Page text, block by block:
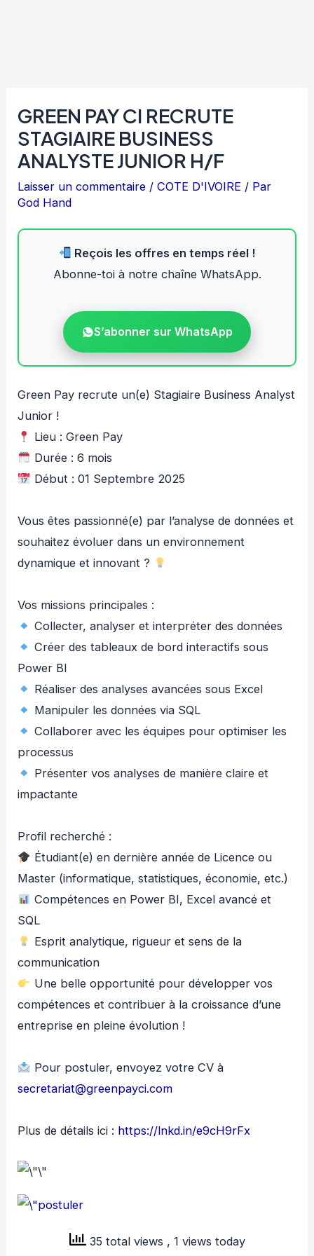
GREEN PAY CI RECRUTE
STAGIAIRE BUSINESS
ANALYSTE JUNIOR H/F
Laisser un commentaire /COTE D'IVOIRE / Par
God Hand
Reçois les offres en temps réel !
Abonne-toi à notre chaîne WhatsApp.
S’abonner sur WhatsApp
Green Pay recrute un(e) Stagiaire Business Analyst
Junior !
Lieu : Green Pay
Durée : 6 mois
Début : 01 Septembre 2025
Vous êtes passionné(e) par l’analyse de données et
souhaitez évoluer dans un environnement
dynamique et innovant ?
Vos missions principales :
Collecter, analyser et interpréter des données
Créer des tableaux de bord interactifs sous
Power BI
Réaliser des analyses avancées sous Excel
Manipuler les données via SQL
Collaborer avec les équipes pour optimiser les
processus
Présenter vos analyses de manière claire et
impactante
Profil recherché :
Étudiant(e) en dernière année de Licence ou
Master (informatique, statistiques, économie, etc.)
Compétences en Power BI, Excel avancé et
SQL
Esprit analytique, rigueur et sens de la
communication
Une belle opportunité pour développer vos
compétences et contribuer à la croissance d’une
entreprise en pleine évolution !
Pour postuler, envoyez votre CV à
secretariat@greenpayci.com
Plus de détails ici : https://lnkd.in/e9cH9rFx
35 total views , 1 views today